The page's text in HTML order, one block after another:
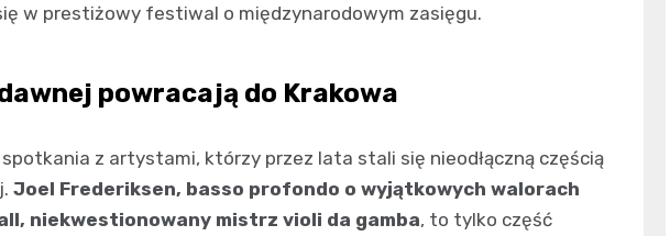
w prestiżowy festiwal o międzynarodowym zasięgu.
powracają do Krakowa
z artystami, którzy przez lata stali się nieodłączną częścią
Joel Frederiksen, basso profondo o wyjątkowych walorach
niekwestionowany mistrz violi da gamba, to tylko część